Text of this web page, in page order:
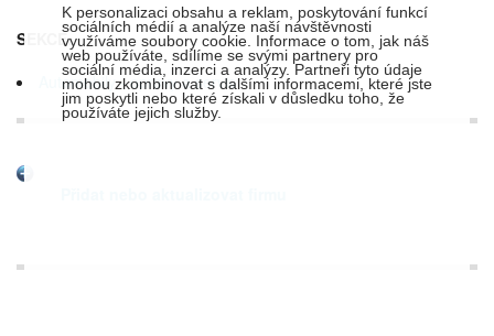
SEKCE:
Automobily - opravy a servis
K personalizaci obsahu a reklam, poskytování funkcí
sociálních médií a analýze naší návštěvnosti
využíváme soubory cookie. Informace o tom, jak náš
web používáte, sdílíme se svými partnery pro
sociální média, inzerci a analýzy. Partneři tyto údaje
mohou zkombinovat s dalšími informacemi, které jste
jim poskytli nebo které získali v důsledku toho, že
používáte jejich služby.